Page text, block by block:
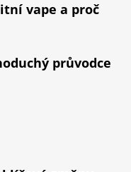
vape a proč
průvodce